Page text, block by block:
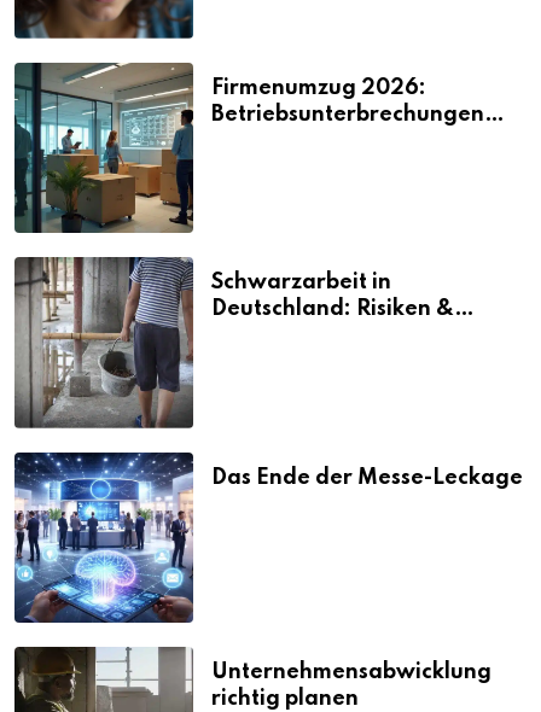
Firmenumzug 2026:
Betriebsunterbrechungen
Schwarzarbeit in
Deutschland: Risiken &
Das Ende der Messe-Leckage
Unternehmensabwicklung
richtig planen